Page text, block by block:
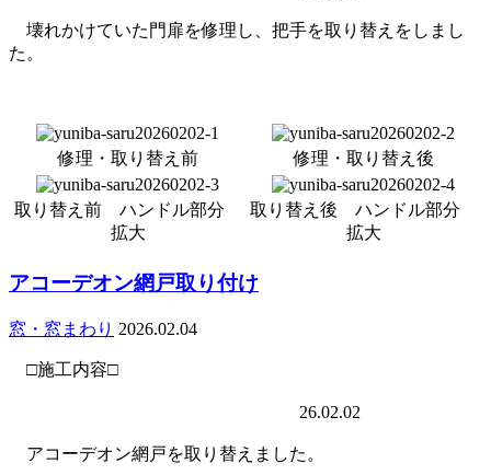
壊れかけていた門扉を修理し、把手を取り替えをしまし
た。
修理・取り替え前 修理・取り替え後
取り替え前 ハンドル部分
拡大
取り替え後 ハンドル部分
拡大
アコーデオン網戸取り付け
窓・窓まわり 2026.02.04
□施工内容□
26.02.02
アコーデオン網戸を取り替えました。